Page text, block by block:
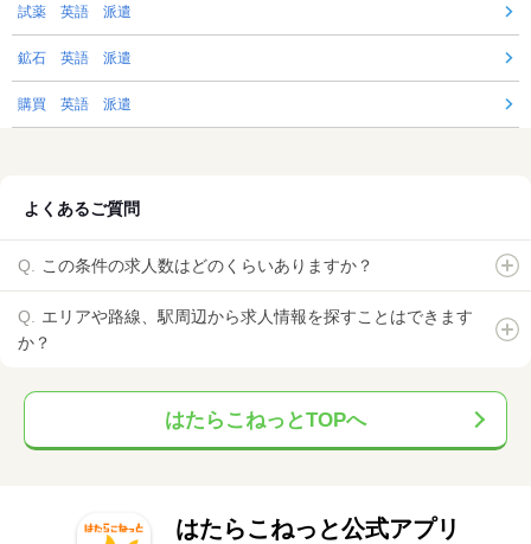
試薬 英語 派遣
鉱石 英語 派遣
購買 英語 派遣
よくあるご質問
この条件の求人数はどのくらいありますか？
エリアや路線、駅周辺から求人情報を探すことはできます
か？
はたらこねっとTOPへ
はたらこねっと公式アプリ